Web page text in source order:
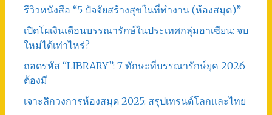
รีวิวหนังสือ “5 ปัจจัยสร้างสุขในที่ทำงาน (ห้องสมุด)”
เปิดโผเงินเดือนบรรณารักษ์ในประเทศกลุ่มอาเซียน: จบ
ใหม่ได้เท่าไหร่?
ถอดรหัส “LIBRARY”: 7 ทักษะที่บรรณารักษ์ยุค 2026
ต้องมี
เจาะลึกวงการห้องสมุด 2025: สรุปเทรนด์โลกและไทย